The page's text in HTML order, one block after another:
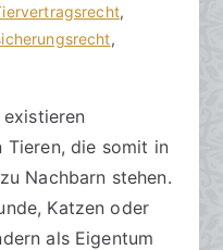
,
,
Tieren, die somit in
Nachbarn stehen.
Katzen oder
als Eigentum